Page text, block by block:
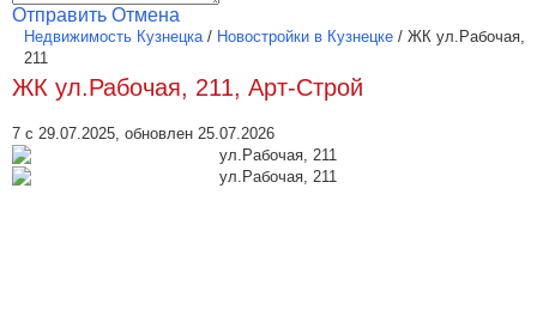
Отправить Отмена
Недвижимость Кузнецка/ Новостройки в Кузнецке / ЖК ул.Рабочая,
211
ЖК ул.Рабочая, 211, Арт-Строй
7 с 29.07.2025, обновлен 25.07.2026